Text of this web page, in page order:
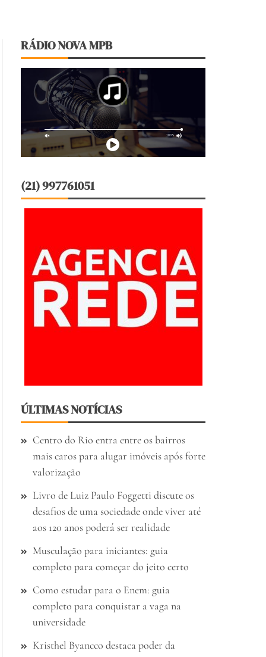
RÁDIO NOVA MPB
(21) 997761051
ÚLTIMAS NOTÍCIAS
Centro do Rio entra entre os bairros
mais caros para alugar imóveis após forte
valorização
Livro de Luiz Paulo Foggetti discute os
desafios de uma sociedade onde viver até
aos 120 anos poderá ser realidade
Musculação para iniciantes: guia
completo para começar do jeito certo
Como estudar para o Enem: guia
completo para conquistar a vaga na
universidade
Kristhel Byancco destaca poder da